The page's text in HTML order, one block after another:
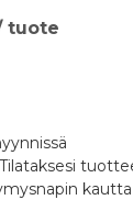
tuote